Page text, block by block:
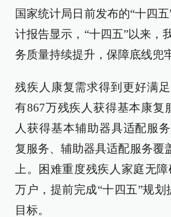
国家统计局日前发布的“十四
计报告显示，“十四五”以来，
务质量持续提升，保障底线兜
残疾人康复需求得到更好满
有867万残疾人获得基本康复
人获得基本辅助器具适配服
复服务、辅助器具适配服务覆
上。困难重度残疾人家庭无
万户，提前完成“十四五”规划
目标。